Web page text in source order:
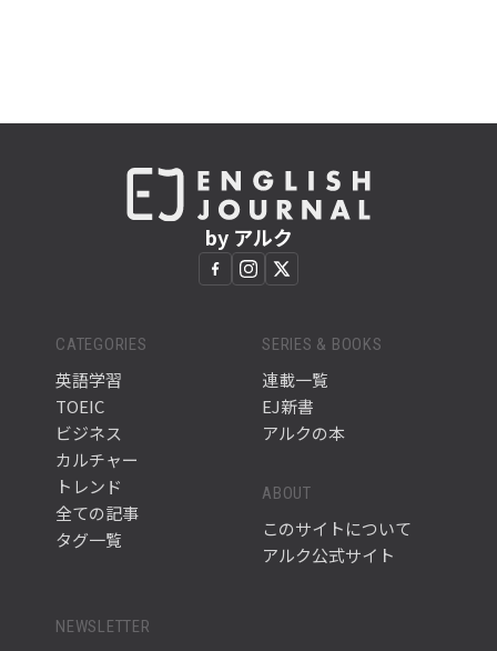
by アルク
CATEGORIES
英語学習
TOEIC
ビジネス
カルチャー
トレンド
全ての記事
タグ一覧
SERIES & BOOKS
連載一覧
EJ新書
アルクの本
ABOUT
このサイトについて
アルク公式サイト
NEWSLETTER